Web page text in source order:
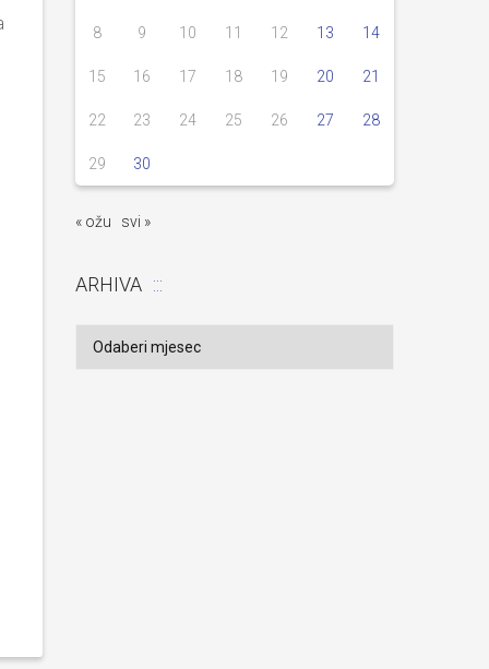
8 9 10 11 12 13 14
15 16 17 18 19 20 21
22 23 24 25 26 27 28
29 30
« ožu svi »
ARHIVA
Arhiva